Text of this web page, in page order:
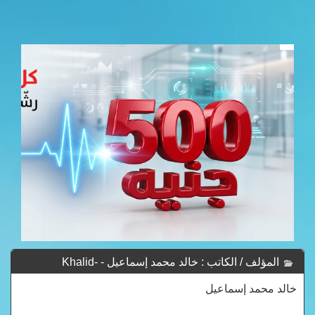
المؤلف / الكاتب : خالد محمد إسماعيل - Khalid-
Mohammed-Ismail
خالد محمد إسماعيل